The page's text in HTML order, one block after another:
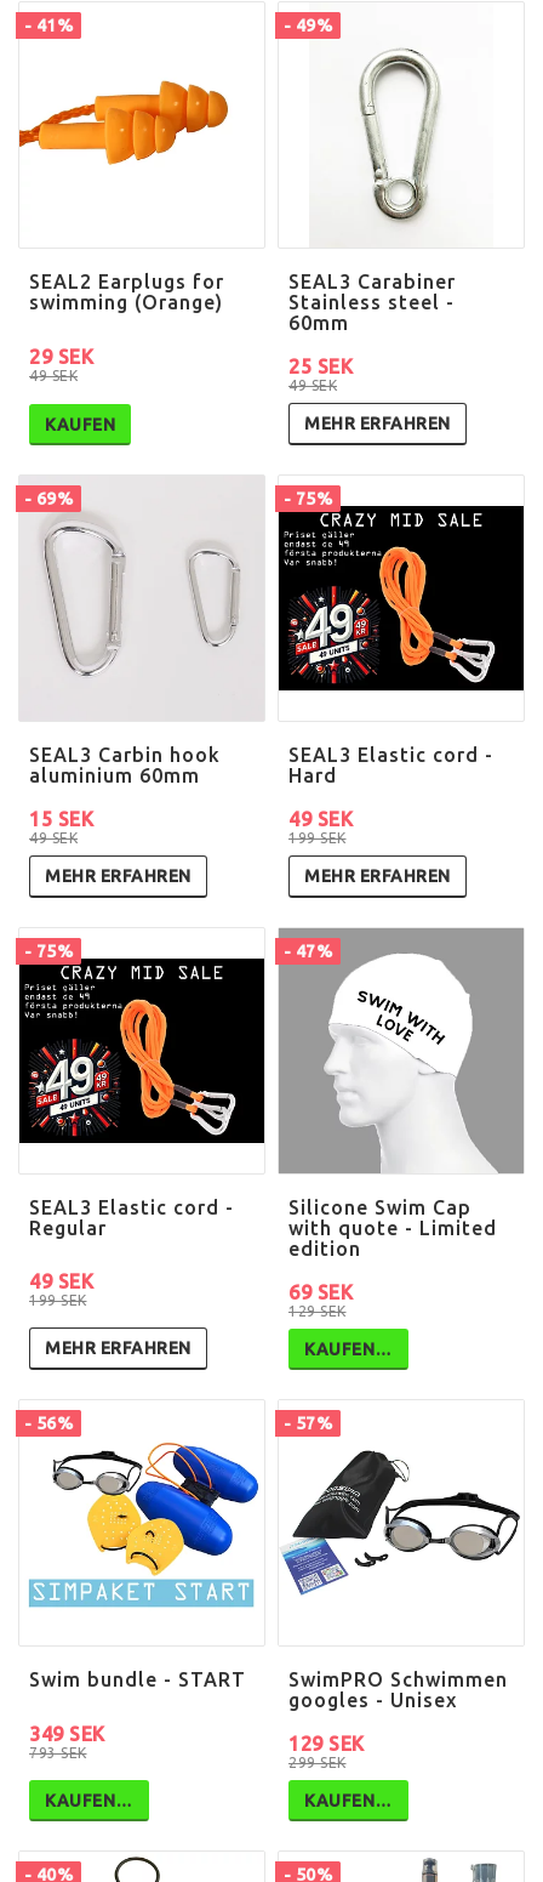
- 41%
SEAL2 Earplugs for
swimming (Orange)
49 SEK
29 SEK
KAUFEN
- 49%
SEAL3 Carabiner
Stainless steel -
60mm
49 SEK
25 SEK
MEHR ERFAHREN
- 69%
SEAL3 Carbin hook
aluminium 60mm
49 SEK
15 SEK
MEHR ERFAHREN
- 75%
SEAL3 Elastic cord -
Hard
199 SEK
49 SEK
MEHR ERFAHREN
- 75%
SEAL3 Elastic cord -
Regular
199 SEK
49 SEK
MEHR ERFAHREN
- 47%
Silicone Swim Cap
with quote - Limited
edition
129 SEK
69 SEK
KAUFEN…
- 56%
Swim bundle - START
793 SEK
349 SEK
KAUFEN…
- 57%
SwimPRO Schwimmen
googles - Unisex
299 SEK
129 SEK
KAUFEN…
- 40% - 50%